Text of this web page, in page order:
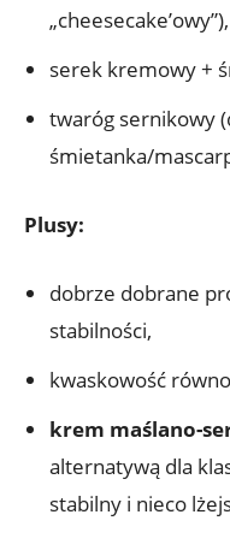
„cheesecake’owy”),
serek kremowy +
twaróg sernikowy
śmietanka/
Plusy:
dobrze dobrane
stabilności,
kwaskowość
krem maślano-
alternatywą dla
stabilny i nieco